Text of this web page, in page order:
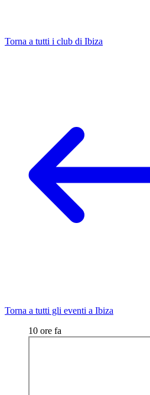
Torna a tutti i club di Ibiza
Torna a tutti gli eventi a Ibiza
10 ore fa